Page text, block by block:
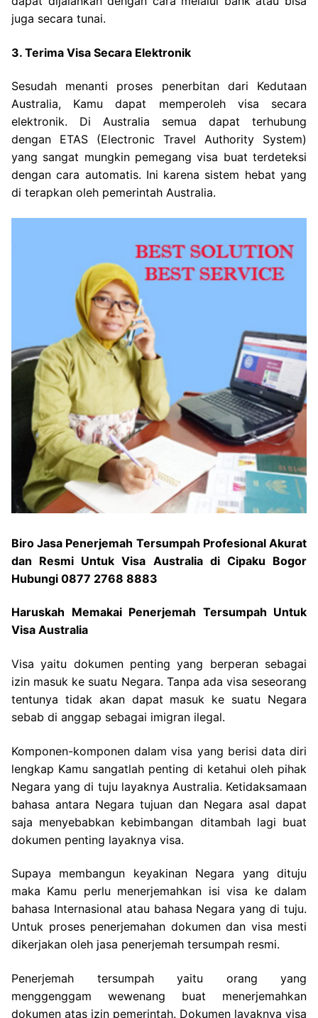
juga secara tunai.
3. Terima Visa Secara Elektronik
Sesudah menanti proses penerbitan dari Kedutaan
Australia, Kamu dapat memperoleh visa secara
elektronik. Di Australia semua dapat terhubung
dengan ETAS (Electronic Travel Authority System)
yang sangat mungkin pemegang visa buat terdeteksi
dengan cara automatis. Ini karena sistem hebat yang
di terapkan oleh pemerintah Australia.
Biro Jasa Penerjemah Tersumpah Profesional Akurat
dan Resmi Untuk Visa Australia di Cipaku Bogor
Hubungi 0877 2768 8883
Haruskah Memakai Penerjemah Tersumpah Untuk
Visa Australia
Visa yaitu dokumen penting yang berperan sebagai
izin masuk ke suatu Negara. Tanpa ada visa seseorang
tentunya tidak akan dapat masuk ke suatu Negara
sebab di anggap sebagai imigran ilegal.
Komponen-komponen dalam visa yang berisi data diri
lengkap Kamu sangatlah penting di ketahui oleh pihak
Negara yang di tuju layaknya Australia. Ketidaksamaan
bahasa antara Negara tujuan dan Negara asal dapat
saja menyebabkan kebimbangan ditambah lagi buat
dokumen penting layaknya visa.
Supaya membangun keyakinan Negara yang dituju
maka Kamu perlu menerjemahkan isi visa ke dalam
bahasa Internasional atau bahasa Negara yang di tuju.
Untuk proses penerjemahan dokumen dan visa mesti
dikerjakan oleh jasa penerjemah tersumpah resmi.
Penerjemah tersumpah yaitu orang yang
menggenggam wewenang buat menerjemahkan
dokumen atas izin pemerintah. Dokumen layaknya visa